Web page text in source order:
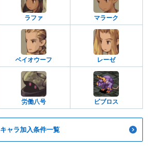
ラファ マラーク
ベイオウーフ レーゼ
労働八号 ビブロス
キャラ加入条件一覧